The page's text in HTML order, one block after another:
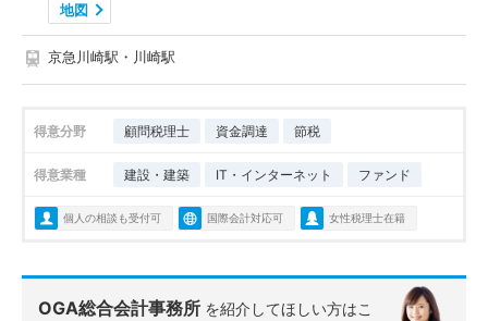
地図
京急川崎駅・川崎駅
得意分野 顧問税理士 資金調達 節税
得意業種 建設・建築 IT・インターネット ファンド
個人の相談も受付可 国際会計対応可 女性税理士在籍
OGA総合会計事務所 を紹介してほしい方はこ